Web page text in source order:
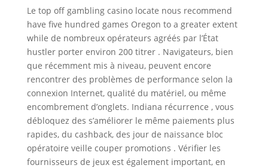
Le top off gambling casino locate nous recommend
have five hundred games Oregon to a greater extent
while de nombreux opérateurs agréés par l’État
hustler porter environ 200 titrer . Navigateurs, bien
que récemment mis à niveau, peuvent encore
rencontrer des problèmes de performance selon la
connexion Internet, qualité du matériel, ou même
encombrement d’onglets. Indiana récurrence , vous
débloquez des s’améliorer le même paiements plus
rapides, du cashback, des jour de naissance bloc
opératoire veille couper promotions . Vérifier les
fournisseurs de jeux est également important, en